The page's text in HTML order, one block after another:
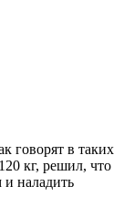
говорят в таких
кг, решил, что
и наладить